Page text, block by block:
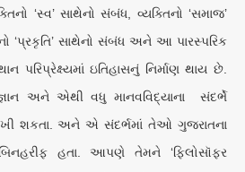
‘સ્વ’ સાથેનો સંબંધ, વ્યક્તિનો ‘સમાજ’
‘પ્રકૃતિ’ સાથેનો સંબંધ અને આ પારસ્પરિક
ઇતિહાસનું નિર્માણ થાય છે.
અને એથી વધુ માનવવિદ્યાના સંદર્ભે
શકતા. અને એ સંદર્ભમાં તેઓ ગુજરાતના
બિનહરીફ હતા. આપણે તેમને ‘ફિલોસૉફર